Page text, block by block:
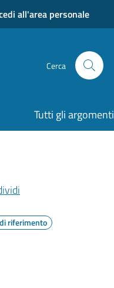
all'area personale
Cerca
Tutti gli argomenti
riferimento